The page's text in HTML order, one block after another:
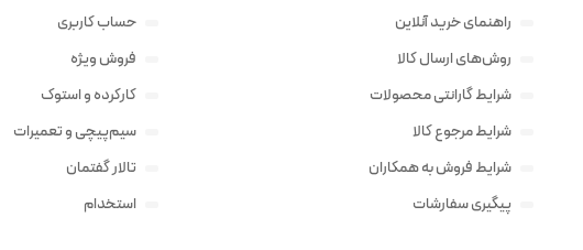
راهنمای خرید آنلاین
روش‌های ارسال کالا
شرایط گارانتی محصولات
شرایط مرجوع کالا
شرایط فروش به همکاران
پیگیری سفارشات
حساب کاربری
فروش ویژه
کارکرده و استوک
سیم‌پیچی و تعمیرات
تالار گفتمان
استخدام